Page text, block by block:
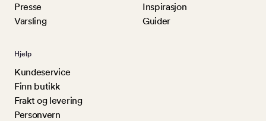
Presse
Varsling
Inspirasjon
Guider
Hjelp
Kundeservice
Finn butikk
Frakt og levering
Personvern